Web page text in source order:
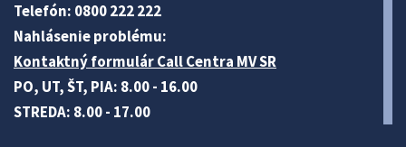
Telefón: 0800 222 222
Nahlásenie problému:
Kontaktný formulár Call Centra MV SR
PO, UT, ŠT, PIA: 8.00 - 16.00
STREDA: 8.00 - 17.00